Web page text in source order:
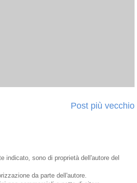
Post più vecchio
indicato, sono di proprietà dell'autore del
da parte dell'autore.